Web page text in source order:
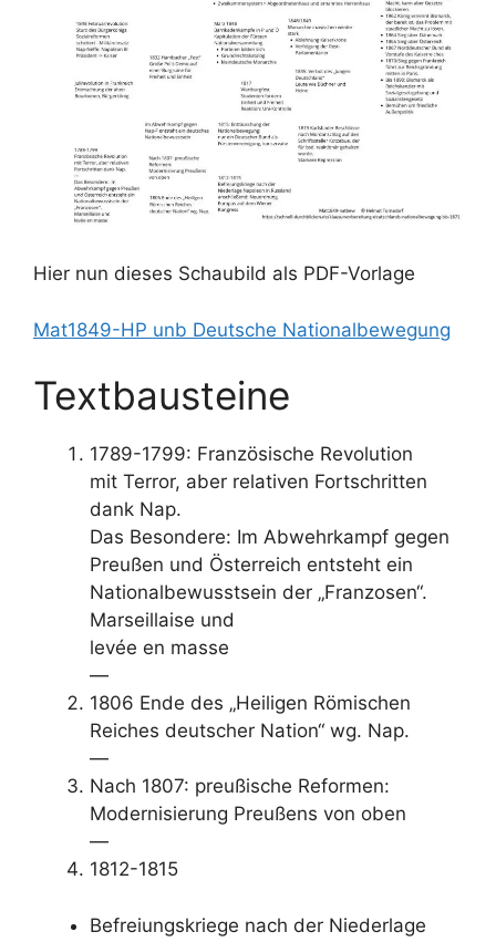
Hier nun dieses Schaubild als PDF-Vorlage
Mat1849-HP unb Deutsche Nationalbewegung
Textbausteine
1789-1799: Französische Revolution
mit Terror, aber relativen Fortschritten
dank Nap.
Das Besondere: Im Abwehrkampf gegen
Preußen und Österreich entsteht ein
Nationalbewusstsein der „Franzosen“.
Marseillaise und
levée en masse
—
1806 Ende des „Heiligen Römischen
Reiches deutscher Nation“ wg. Nap.
—
Nach 1807: preußische Reformen:
Modernisierung Preußens von oben
—
1812-1815
Befreiungskriege nach der Niederlage